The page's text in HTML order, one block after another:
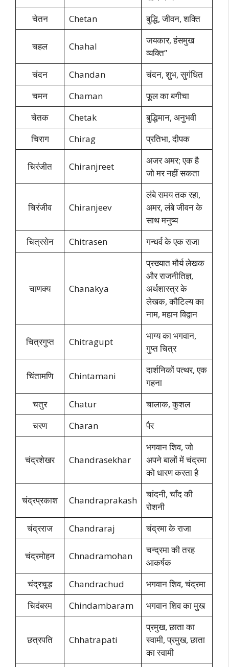
चेतन
Chetan बुद्धि, जीवन, शक्ति
चहल Chahal
जयकार, हंसमुख
व्यक्ति”
चंदन
Chandan
चंदन, शुभ, सुगंधित
चमन
Chaman
फूल का बगीचा
चेतक
Chetak
बुद्धिमान, अनुभवी
चिराग
Chirag प्रतिभा, दीपक
चिरंजीत Chiranjreet
अजर अमर; एक है
जो मर नहीं सकता
चिरंजीव Chiranjeev
लंबे समय तक रहा,
अमर, लंबे जीवन के
साथ मनुष्य
चित्रसेन
Chitrasen गन्धर्व के एक राजा
चाणक्य Chanakya
प्रख्यात मौर्य लेखक
और राजनीतिज्ञ,
अर्थशास्त्र के
लेखक, कौटिल्य का
नाम, महान विद्वान
चित्रगुप्त Chitragupt
भाग्य का भगवान,
गुप्त चित्र
चिंतामणि Chintamani
दार्शनिकों पत्थर, एक
गहना
चतुर
Chatur
चालाक, कुशल
चरण
Charan पैर
चंद्रशेखर Chandrasekhar
भगवान शिव, जो
अपने बालों में चंद्रमा
को धारण करता है
चंद्रप्रकाश Chandraprakash
चांदनी, चाँद की
रोशनी
चंद्रराज
Chandraraj चंद्रमा के राजा
चंद्रमोहन Chnadramohan
चन्द्रमा की तरह
आकर्षक
चंद्रचूड़
Chandrachud
भगवान शिव, चंद्रमा
चिदंबरम
Chindambaram भगवान शिव का मुख
छत्रपति Chhatrapati
प्रमुख, छाता का
स्वामी, प्रमुख, छाता
का स्वामी